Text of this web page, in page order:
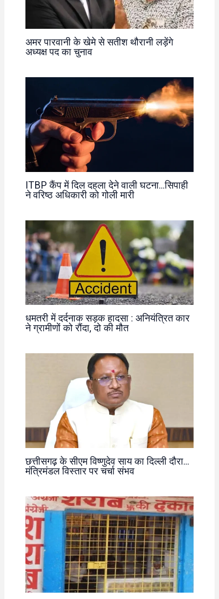
अमर पारवानी के खेमे से सतीश थौरानी लड़ेंगे
अध्यक्ष पद का चुनाव
ITBP कैंप में दिल दहला देने वाली घटना…सिपाही
ने वरिष्ठ अधिकारी को गोली मारी
धमतरी में दर्दनाक सड़क हादसा : अनियंत्रित कार
ने ग्रामीणों को रौंदा, दो की मौत
छत्तीसगढ़ के सीएम विष्णुदेव साय का दिल्ली दौरा…
मंत्रिमंडल विस्तार पर चर्चा संभव